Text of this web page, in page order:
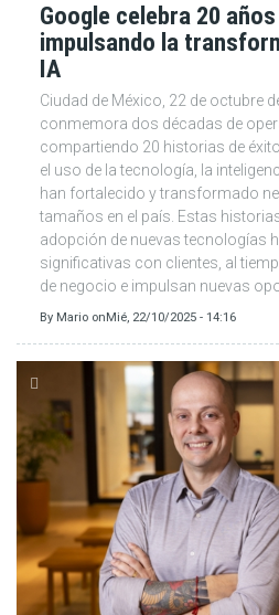
Google celebra 20
impulsando la
IA
Ciudad de México, 22 de octubre
conmemora dos décadas de
compartiendo 20 historias de
el uso de la tecnología, la
han fortalecido y transformado
tamaños en el país. Estas
adopción de nuevas tecnologías
significativas con clientes, al
de negocio e impulsan nuevas
By Mario onMié, 22/10/2025 - 14:16